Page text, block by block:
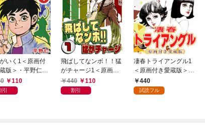
いく1＜原画付
版＞・平野仁ア
ジー110
引
飛ばしてなンボ！！猛
がチャージ1＜原画付
き愛蔵版＞・平野仁ア
ンソロジー
440 110
割引
凄春トライアングル1
＜原画付き愛蔵版＞・
平野仁アンソロジー
440
試読フル